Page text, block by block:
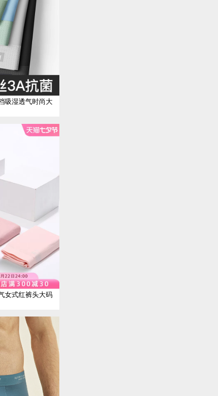
吸湿透气时尚大
女式红裤头大码